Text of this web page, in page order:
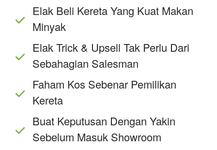
Elak Beli Kereta Yang Kuat Makan
Minyak
Elak Trick & Upsell Tak Perlu Dari
Sebahagian Salesman
Faham Kos Sebenar Pemilikan
Kereta
Buat Keputusan Dengan Yakin
Sebelum Masuk Showroom